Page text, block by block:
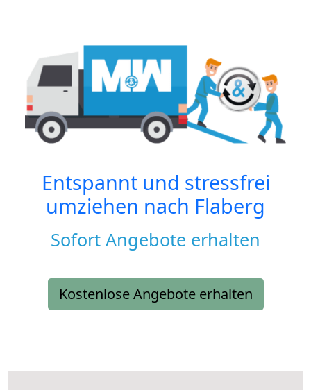
Entspannt und stressfrei
umziehen nach Flaberg
Sofort Angebote erhalten
Kostenlose Angebote erhalten